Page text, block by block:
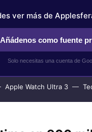
DE
Apple Watch Ultra 3
ver más de
Añádenos como fuente
Solo necesitas una cuenta de